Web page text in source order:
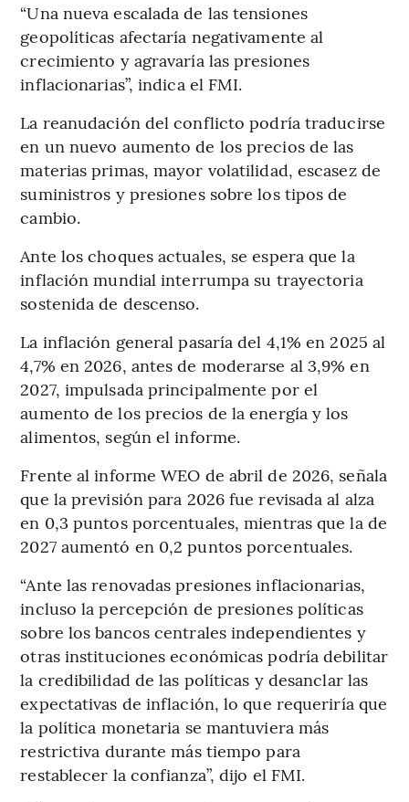
“Una nueva escalada de las tensiones
geopolíticas afectaría negativamente al
crecimiento y agravaría las presiones
inflacionarias”, indica el FMI.
La reanudación del conflicto podría traducirse
en un nuevo aumento de los precios de las
materias primas, mayor volatilidad, escasez de
suministros y presiones sobre los tipos de
cambio.
Ante los choques actuales, se espera que la
inflación mundial interrumpa su trayectoria
sostenida de descenso.
La inflación general pasaría del 4,1% en 2025 al
4,7% en 2026, antes de moderarse al 3,9% en
2027, impulsada principalmente por el
aumento de los precios de la energía y los
alimentos, según el informe.
Frente al informe WEO de abril de 2026, señala
que la previsión para 2026 fue revisada al alza
en 0,3 puntos porcentuales, mientras que la de
2027 aumentó en 0,2 puntos porcentuales.
“Ante las renovadas presiones inflacionarias,
incluso la percepción de presiones políticas
sobre los bancos centrales independientes y
otras instituciones económicas podría debilitar
la credibilidad de las políticas y desanclar las
expectativas de inflación, lo que requeriría que
la política monetaria se mantuviera más
restrictiva durante más tiempo para
restablecer la confianza”, dijo el FMI.